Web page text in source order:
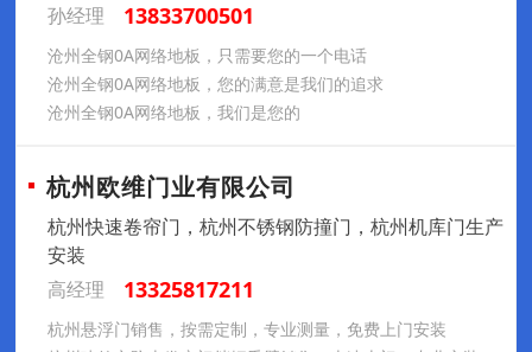
孙经理
13833700501
沧州全钢0A网络地板，只需要您的一个电话
沧州全钢0A网络地板，您的满意是我们的追求
沧州全钢0A网络地板，我们是您的
杭州欧维门业有限公司
杭州快速卷帘门，杭州不锈钢防撞门，杭州机库门生产
安装
高经理
13325817211
杭州悬浮门销售，按需定制，专业测量，免费上门安装